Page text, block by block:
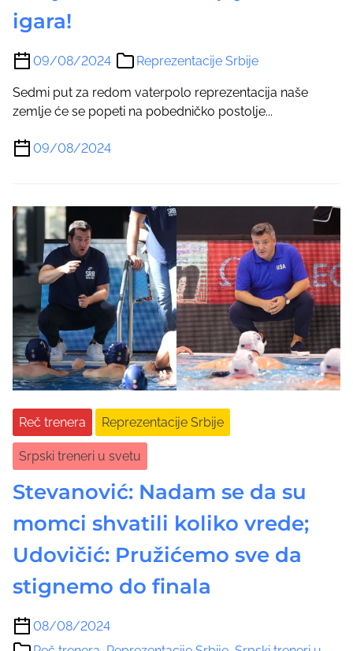
igara!
09/08/2024 Reprezentacije Srbije
Sedmi put za redom vaterpolo reprezentacija naše
zemlje će se popeti na pobedničko postolje...
09/08/2024
Reč trenera Reprezentacije Srbije
Srpski treneri u svetu
Stevanović: Nadam se da su
momci shvatili koliko vrede;
Udovičić: Pružićemo sve da
stignemo do finala
08/08/2024